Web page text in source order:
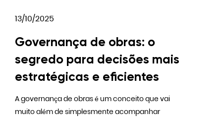
13/10/2025
Governança de obras: o
segredo para decisões mais
estratégicas e eficientes
A governança de obras é um conceito que vai
muito além de simplesmente acompanhar